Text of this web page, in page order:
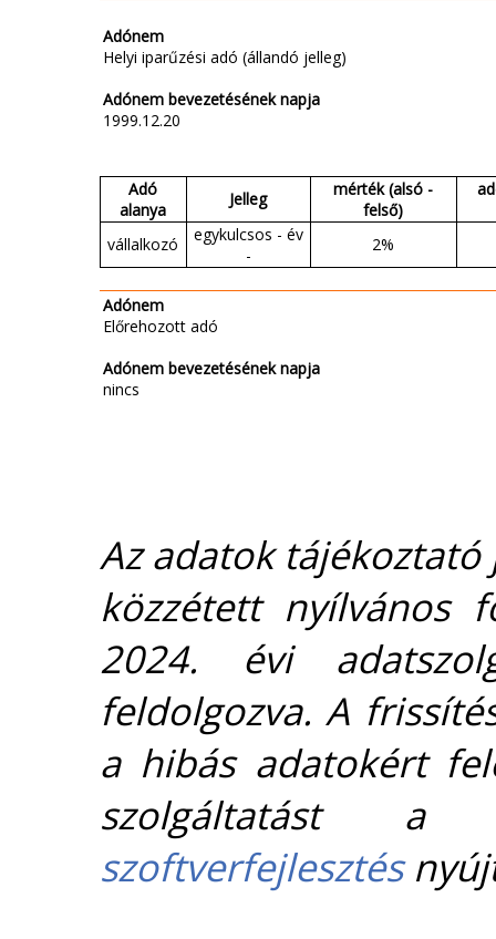
Adónem
Helyi iparűzési adó (állandó jelleg)
Adónem bevezetésének napja
1999.12.20
Adó
alanya
Jelleg
mérték (alsó -
felső)
vállalkozó
egykulcsos - év
-
2%
Adónem
Előrehozott adó
Adónem bevezetésének napja
nincs
Az adatok
közzétett nyílvános
2024. évi
feldolgozva. A
a hibás adatokért
szolgáltatást
szoftverfejlesztés